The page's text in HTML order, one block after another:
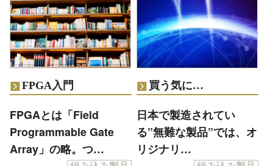
FPGA入門
FPGAとは「Field
Programmable Gate
Array」の略。つ…
買う気に…
日本で製造されてい
る”無難な製品”では、オ
リジナリ…